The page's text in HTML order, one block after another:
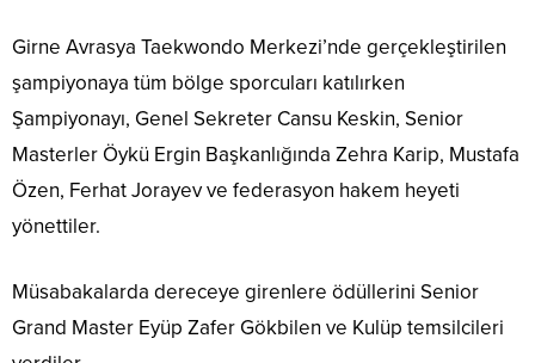
Girne Avrasya Taekwondo Merkezi’nde gerçekleştirilen
şampiyonaya tüm bölge sporcuları katılırken
Şampiyonayı, Genel Sekreter Cansu Keskin, Senior
Masterler Öykü Ergin Başkanlığında Zehra Karip, Mustafa
Özen, Ferhat Jorayev ve federasyon hakem heyeti
yönettiler.
Müsabakalarda dereceye girenlere ödüllerini Senior
Grand Master Eyüp Zafer Gökbilen ve Kulüp temsilcileri